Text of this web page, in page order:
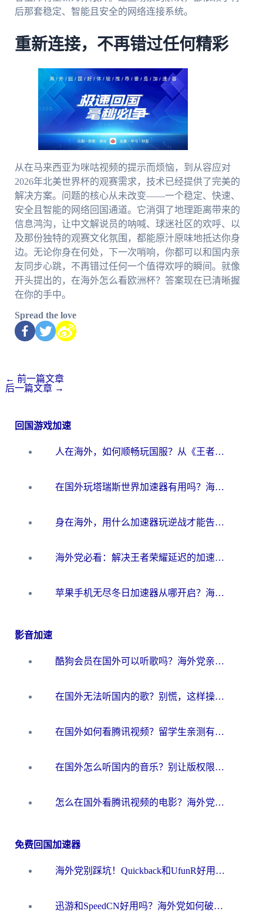
后那套稳定、智能且安全的网络连接系统。
重新连接，不再错过任何精彩
从在马来西亚为咪咕视频的提示而烦恼，到从容应对
2026年北美世界杯的观赛需求，技术已经提供了完美的
解决方案。问题的核心从未改变——一个稳定、快速、
安全且智能的网络回国通道。它消弭了地理距离带来的
信息鸿沟，让中文解说员的呐喊、球迷社区的欢呼、以
及那份独特的观赛文化氛围，都能原汁原味地抵达你身
边。无论你身在何处，下一次哨响，你都可以和国内亲
友同步心跳，不再错过任何一个值得欢呼的瞬间。就像
开头提出的，在海外怎么看欧洲杯？答案现在已清晰握
在你的手中。
Spread the love
← 前一篇文章
后一篇文章 →
回国游戏加速
人在海外，如何顺畅玩国服？从《王者荣耀》到《云图计划》的加速器终极指南
在国外玩塔瑞斯世界加速器有用吗？海外玩家亲测后的真实答案
身在海外，用什么加速器玩逆战才能告别延迟？
海外党必看：解决王者荣耀延迟的加速器终极指南——从EVE到猫和老鼠，一个工具全搞定
苹果手机无尽冬日加速器从哪开启？海外玩家的冬日生存指南
影音加速
酷狗会员在国外可以听歌吗？海外党亲测有效：3步解决音乐权限难题
在国外无法听国内的歌？别慌，这样操作就能畅听QQ音乐（附亲测加速器推荐）
在国外如何看腾讯视频？留学生亲测有效的回国加速方案
在国外怎么听国内的音乐？别让版权限制断了你的华语歌单
怎么在国外看腾讯视频的电影？海外党亲测有效的回国加速指南
免费回国加速器
海外党别踩坑！Quickback和UfunR好用吗？选对回国加速器才能无缝刷国内资源
迅游和SpeedCN好用吗？海外党如何破解那道看不见的墙